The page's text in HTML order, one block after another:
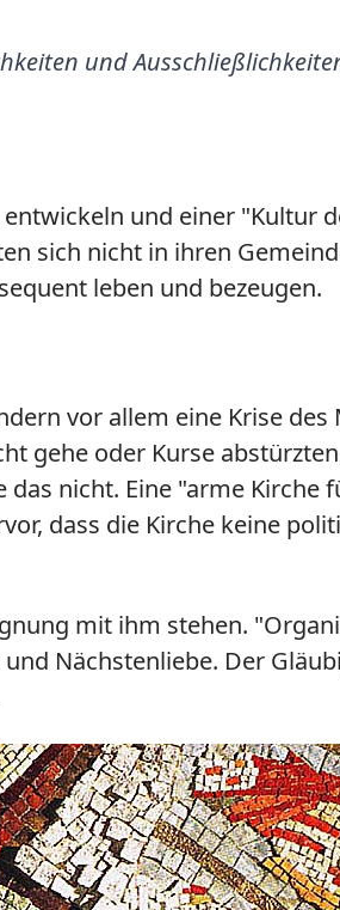
und
und einer "Kultur
sich nicht in ihren
leben und bezeugen.
vor allem eine Krise des
gehe oder Kurse
nicht. Eine "arme Kirche
dass die Kirche keine
mit ihm stehen.
Nächstenliebe. Der